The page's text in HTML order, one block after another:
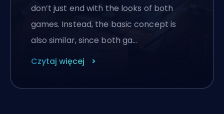
don’t just end with the looks of both
games. Instead, the basic concept is
also similar, since both ga…
Czytaj więcej